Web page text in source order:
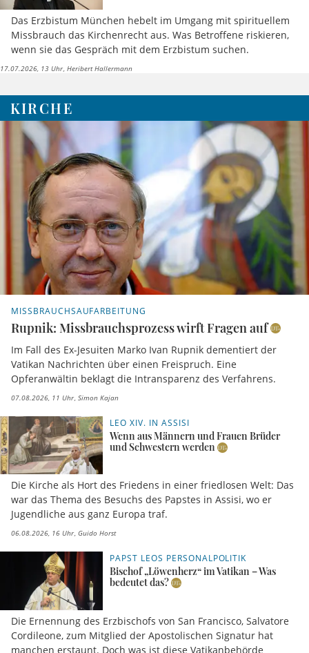
Das Erzbistum München hebelt im Umgang mit spirituellem
Missbrauch das Kirchenrecht aus. Was Betroffene riskieren,
wenn sie das Gespräch mit dem Erzbistum suchen.
17.07.2026, 13 Uhr Heribert Hallermann
KIRCHE
MISSBRAUCHSAUFARBEITUNG
Rupnik: Missbrauchsprozess wirft Fragen auf
Im Fall des Ex-Jesuiten Marko Ivan Rupnik dementiert der
Vatikan Nachrichten über einen Freispruch. Eine
Opferanwältin beklagt die Intransparenz des Verfahrens.
07.08.2026, 11 Uhr Simon Kajan
LEO XIV. IN ASSISI
Wenn aus Männern und Frauen Brüder
und Schwestern werden
Die Kirche als Hort des Friedens in einer friedlosen Welt: Das
war das Thema des Besuchs des Papstes in Assisi, wo er
Jugendliche aus ganz Europa traf.
06.08.2026, 16 Uhr Guido Horst
PAPST LEOS PERSONALPOLITIK
Bischof „Löwenherz“ im Vatikan – Was
bedeutet das?
Die Ernennung des Erzbischofs von San Francisco, Salvatore
Cordileone, zum Mitglied der Apostolischen Signatur hat
manchen erstaunt. Doch was ist diese Vatikanbehörde